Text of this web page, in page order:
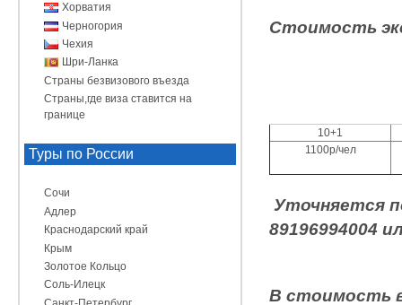
Стоимость
10+1
1100р/чел
Уточняется
89196994004
В стоимость
Хорватия
Черногория
Чехия
Шри-Ланка
Страны безвизового въезда
Страны,где виза ставится на
границе
Туры по России
Сочи
Адлер
Краснодарский край
Крым
Золотое Кольцо
Соль-Илецк